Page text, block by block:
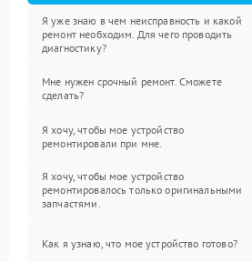
Я уже знаю в чем неисправность и какой
ремонт необходим. Для чего проводить
диагностику?
Мне нужен срочный ремонт. Сможете
сделать?
Я хочу, чтобы мое устройство
ремонтировали при мне.
Я хочу, чтобы мое устройство
ремонтировалось только оригинальными
запчастями.
Как я узнаю, что мое устройство готово?